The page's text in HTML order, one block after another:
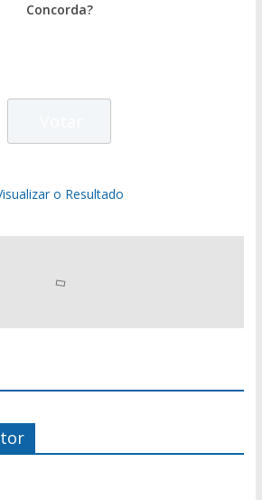
Concorda?
o Resultado